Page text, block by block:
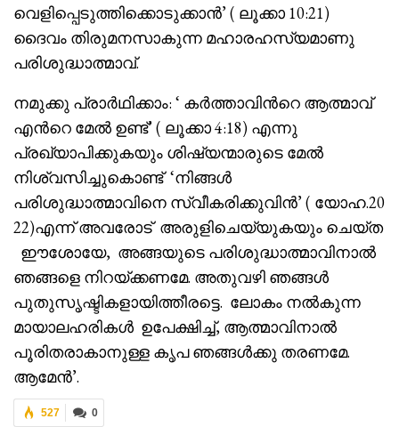
വെളിപ്പെടുത്തിക്കൊടുക്കാൻ’ ( ലൂക്കാ 10:21)
ദൈവം തിരുമനസാകുന്ന മഹാരഹസ്യമാണു
പരിശുദ്ധാത്മാവ്.
നമുക്കു പ്രാർഥിക്കാം: ‘ കർത്താവിൻറെ ആത്മാവ്
എൻറെ മേൽ ഉണ്ട്’ ( ലൂക്കാ 4:18) എന്നു
പ്രഖ്യാപിക്കുകയും ശിഷ്യന്മാരുടെ മേൽ
നിശ്വസിച്ചുകൊണ്ട് ‘നിങ്ങൾ
പരിശുദ്ധാത്മാവിനെ സ്വീകരിക്കുവിൻ’ ( യോഹ.20
22)എന്ന് അവരോട് അരുളിചെയ്യുകയും ചെയ്ത
ഈശോയേ, അങ്ങയുടെ പരിശുദ്ധാത്മാവിനാൽ
ഞങ്ങളെ നിറയ്ക്കണമേ. അതുവഴി ഞങ്ങൾ
പുതുസൃഷ്ടികളായിത്തീരട്ടെ. ലോകം നൽകുന്ന
മായാലഹരികൾ ഉപേക്ഷിച്ച്, ആത്മാവിനാൽ
പൂരിതരാകാനുള്ള കൃപ ഞങ്ങൾക്കു തരണമേ.
ആമേൻ’.
0
527